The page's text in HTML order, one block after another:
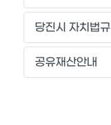
당진시 자치법규
공유재산안내